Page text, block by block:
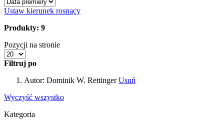
Ustaw kierunek rosnący
Produkty: 9
Pozycji na stronie
Filtruj po
Autor: Dominik W. Rettinger Usuń
Wyczyść wszystko
Kategoria